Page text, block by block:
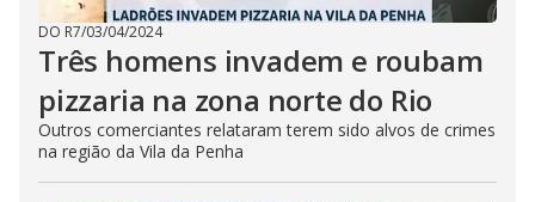
DO R7/03/04/2024
Três homens invadem e roubam
pizzaria na zona norte do Rio
Outros comerciantes relataram terem sido alvos de crimes
na região da Vila da Penha